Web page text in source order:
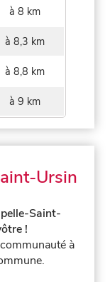
à 8 km
à 8,3 km
à 8,8 km
à 9 km
Ursin
Saint-
!
à